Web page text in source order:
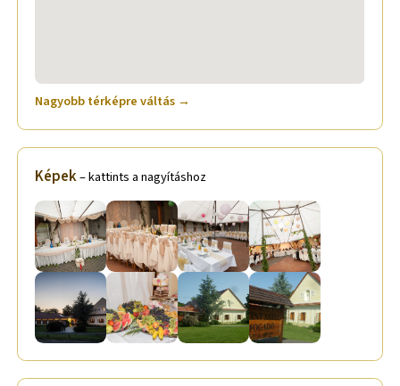
Nagyobb térképre váltás →
Képek– kattints a nagyításhoz